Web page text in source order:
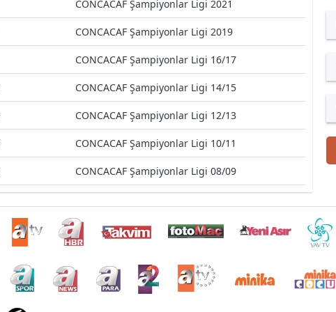
CONCACAF Şampiyonlar Ligi 2021
CONCACAF Şampiyonlar Ligi 2019
CONCACAF Şampiyonlar Ligi 16/17
CONCACAF Şampiyonlar Ligi 14/15
CONCACAF Şampiyonlar Ligi 12/13
CONCACAF Şampiyonlar Ligi 10/11
CONCACAF Şampiyonlar Ligi 08/09